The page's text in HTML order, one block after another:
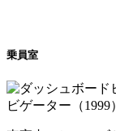
乗員室